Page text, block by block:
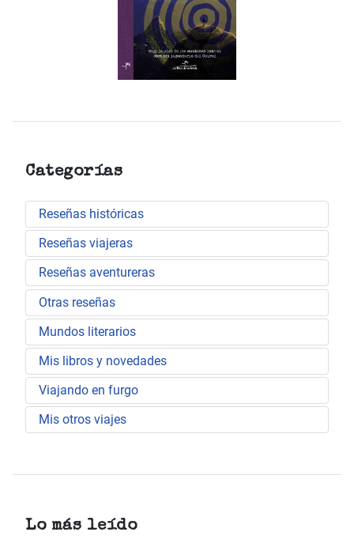
Categorías
Reseñas históricas
Reseñas viajeras
Reseñas aventureras
Otras reseñas
Mundos literarios
Mis libros y novedades
Viajando en furgo
Mis otros viajes
Lo más leído